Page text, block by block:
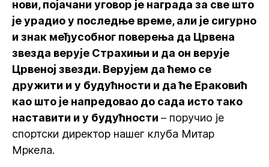
нови, појачани уговор је награда за све што
је урадио у последње време, али је сигурно
и знак међусобног поверења да Црвена
звезда верује Страхињи и да он верује
Црвеној звезди. Верујем да ћемо се
дружити и у будућности и да ће Ераковић
као што је напредовао до сада исто тако
наставити и у будућности – поручио је
спортски директор нашег клуба Митар
Мркела.